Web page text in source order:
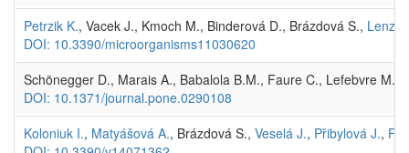
Petrzik K., Vacek J., Kmoch M., Binderová D., Brázdová S., Lenz
DOI: 10.3390/microorganisms11030620
Schönegger D., Marais A., Babalola B.M., Faure C., Lefebvre
DOI: 10.1371/journal.pone.0290108
Koloniuk I., Matyášová A., Brázdová S., Veselá J., Přibylová J.,